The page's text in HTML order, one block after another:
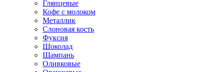
Глянцевые
Кофе с молоком
Металлик
Слоновая кость
Фуксия
Шоколад
Шампань
Оливковые